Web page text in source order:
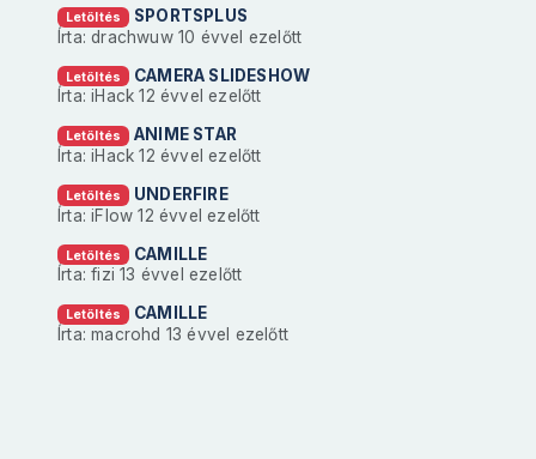
Letöltés
SPORTSPLUS
Írta: drachwuw 10 évvel ezelőtt
Letöltés
CAMERA SLIDESHOW
Írta: iHack12 évvel ezelőtt
Letöltés
ANIME STAR
Írta: iHack12 évvel ezelőtt
Letöltés
UNDERFIRE
Írta: iFlow12 évvel ezelőtt
Letöltés
CAMILLE
Írta: fizi13 évvel ezelőtt
Letöltés
CAMILLE
Írta: macrohd 13 évvel ezelőtt